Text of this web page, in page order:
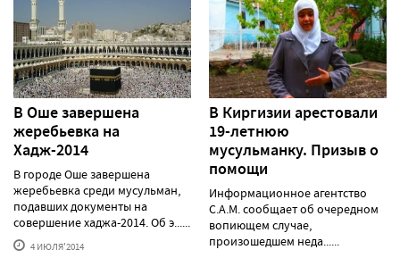
В Оше завершена
жеребьевка на
Хадж-2014
В городе Оше завершена
жеребьевка среди мусульман,
подавших документы на
совершение хаджа-2014. Об э......
4 ИЮЛЯ'2014
В Киргизии арестовали
19-летнюю
мусульманку. Призыв о
помощи
Информационное агентство
C.A.M. сообщает об очередном
вопиющем случае,
произошедшем неда......